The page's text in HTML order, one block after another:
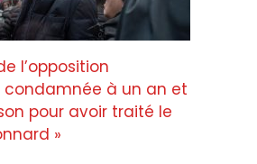
l’opposition
condamnée à un an et
pour avoir traité le
»